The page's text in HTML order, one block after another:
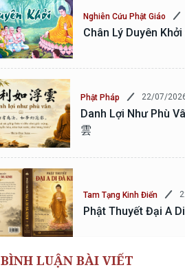
Nghiên Cứu Phật Giáo
Chân Lý Duyên
Phật Pháp 22/07/
Danh Lợi Như Phù
雲
Tam Tạng Kinh Điển
Phật Thuyết Đại A
BÌNH LUẬN BÀI VIẾT